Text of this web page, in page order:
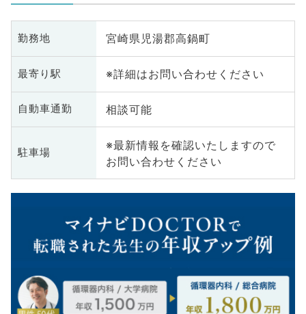
勤務地 宮崎県児湯郡高鍋町
最寄り駅 ※詳細はお問い合わせください
自動車通勤 相談可能
駐車場
※最新情報を確認いたしますので
お問い合わせください